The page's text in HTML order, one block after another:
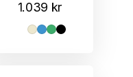
1.039 kr